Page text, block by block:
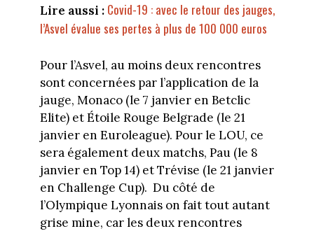
Lire aussi : Covid-19 : avec le retour des jauges,
l’Asvel évalue ses pertes à plus de 100 000 euros
Pour l’Asvel, au moins deux rencontres
sont concernées par l’application de la
jauge, Monaco (le 7 janvier en Betclic
Elite) et Étoile Rouge Belgrade (le 21
janvier en Euroleague). Pour le LOU, ce
sera également deux matchs, Pau (le 8
janvier en Top 14) et Trévise (le 21 janvier
en Challenge Cup). Du côté de
l’Olympique Lyonnais on fait tout autant
grise mine, car les deux rencontres